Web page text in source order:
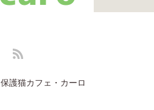
保護猫カフェ・カーロ